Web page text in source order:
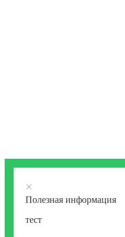
×
Полезная информация
тест